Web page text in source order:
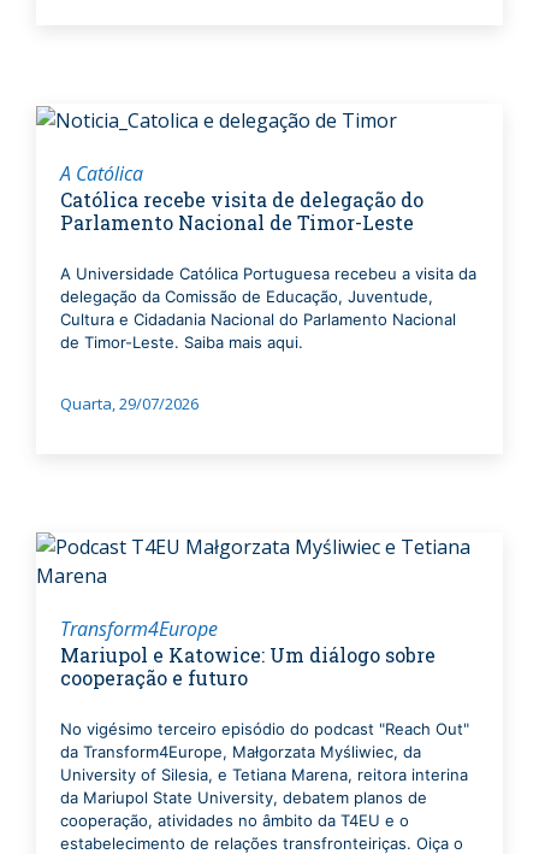
A Católica
Católica recebe visita de delegação do
Parlamento Nacional de Timor-Leste
A Universidade Católica Portuguesa recebeu a visita da
delegação da Comissão de Educação, Juventude,
Cultura e Cidadania Nacional do Parlamento Nacional
de Timor-Leste. Saiba mais aqui.
Quarta, 29/07/2026
Transform4Europe
Mariupol e Katowice: Um diálogo sobre
cooperação e futuro
No vigésimo terceiro episódio do podcast "Reach Out"
da Transform4Europe, Małgorzata Myśliwiec, da
University of Silesia, e Tetiana Marena, reitora interina
da Mariupol State University, debatem planos de
cooperação, atividades no âmbito da T4EU e o
estabelecimento de relações transfronteiriças. Oiça o